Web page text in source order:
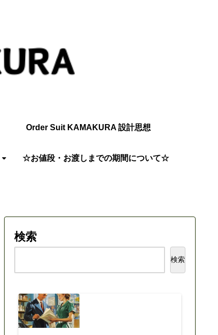
Order Suit KAMAKURA 設計思想
☆お値段・お渡しまでの期間について☆
検索
検索